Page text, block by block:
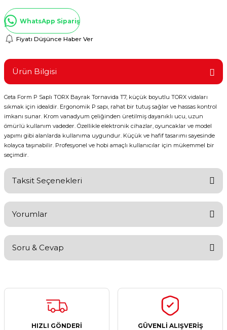
Aletleri
WhatsApp Sipariş
Fiyatı Düşünce Haber Ver
Ürün Bilgisi
Ceta Form P Saplı TORX Bayrak Tornavida T7, küçük boyutlu TORX vidaları
sıkmak için idealdir. Ergonomik P sapı, rahat bir tutuş sağlar ve hassas kontrol
imkanı sunar. Krom vanadyum çeliğinden üretilmiş dayanıklı ucu, uzun
ömürlü kullanım vadeder. Özellikle elektronik cihazlar, oyuncaklar ve model
yapımı gibi alanlarda kullanıma uygundur. Küçük ve hafif tasarımı sayesinde
kolayca taşınabilir. Profesyonel ve hobi amaçlı kullanıcılar için mükemmel bir
seçimdir.
Taksit Seçenekleri
Yorumlar
Yorum Yaz
Soru & Cevap
Ürün hakkında henüz soru sorulmamış.
HIZLI GÖNDERİ
GÜVENLİ ALIŞVERİŞ